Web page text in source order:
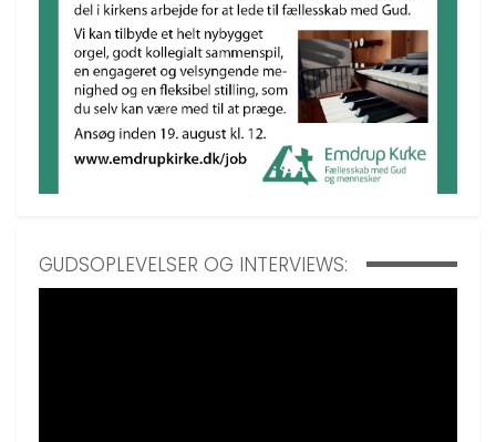
GUDSOPLEVELSER OG INTERVIEWS: